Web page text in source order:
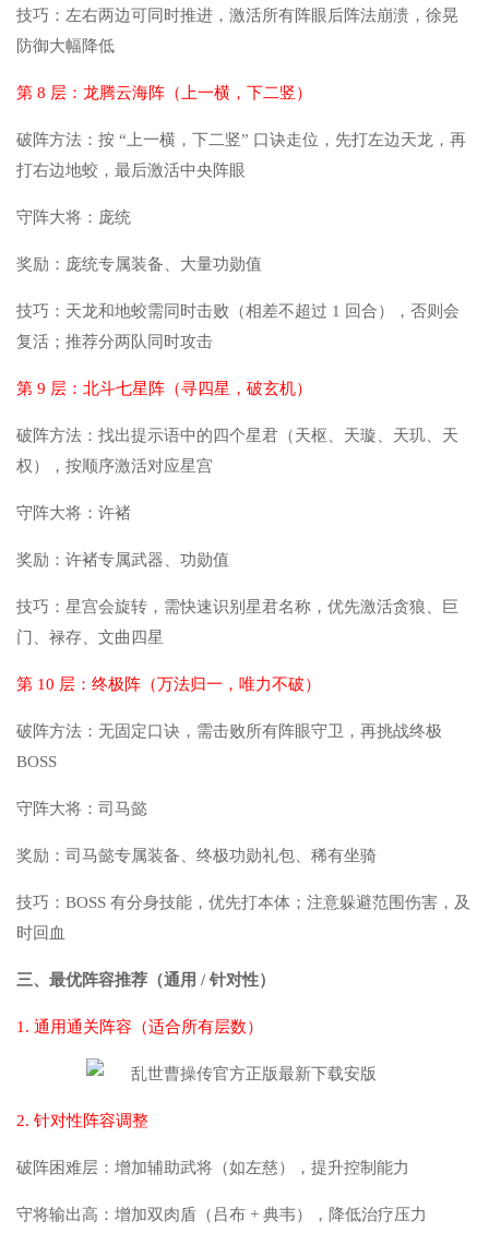
技巧：左右两边可同时推进，激活所有阵眼后阵法崩溃，徐晃
防御大幅降低
第 8 层：龙腾云海阵（上一横，下二竖）
破阵方法：按 “上一横，下二竖” 口诀走位，先打左边天龙，再
打右边地蛟，最后激活中央阵眼
守阵大将：庞统
奖励：庞统专属装备、大量功勋值
技巧：天龙和地蛟需同时击败（相差不超过 1 回合），否则会
复活；推荐分两队同时攻击
第 9 层：北斗七星阵（寻四星，破玄机）
破阵方法：找出提示语中的四个星君（天枢、天璇、天玑、天
权），按顺序激活对应星宫
守阵大将：许褚
奖励：许褚专属武器、功勋值
技巧：星宫会旋转，需快速识别星君名称，优先激活贪狼、巨
门、禄存、文曲四星
第 10 层：终极阵（万法归一，唯力不破）
破阵方法：无固定口诀，需击败所有阵眼守卫，再挑战终极
BOSS
守阵大将：司马懿
奖励：司马懿专属装备、终极功勋礼包、稀有坐骑
技巧：BOSS 有分身技能，优先打本体；注意躲避范围伤害，及
时回血
三、最优阵容推荐（通用 / 针对性）
1. 通用通关阵容（适合所有层数）
2. 针对性阵容调整
破阵困难层：增加辅助武将（如左慈），提升控制能力
守将输出高：增加双肉盾（吕布 + 典韦），降低治疗压力